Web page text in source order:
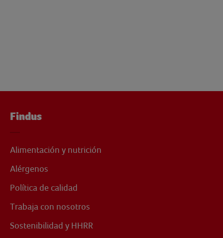
Findus
Alimentación y nutrición
Alérgenos
Política de calidad
Trabaja con nosotros
Sostenibilidad y HHRR